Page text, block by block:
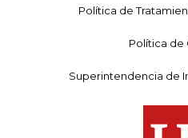
Política de
Política de
Superintendencia de